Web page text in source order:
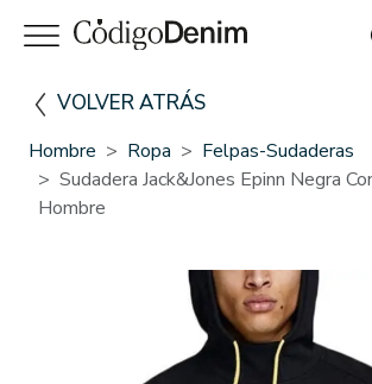
VOLVER ATRÁS
Hombre Ropa
Felpas-Sudaderas
Sudadera Jack&Jones Epinn Negra
Hombre